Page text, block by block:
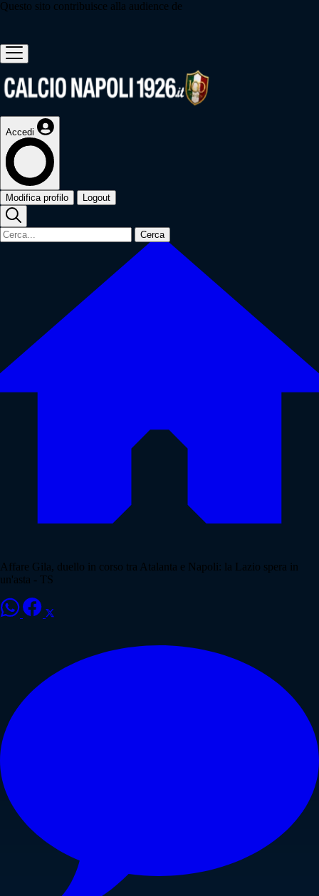
Questo sito contribuisce alla audience de
Accedi
Modifica profilo Logout
Cerca
Affare Gila, duello in corso tra Atalanta e Napoli: la Lazio spera in
un'asta - TS